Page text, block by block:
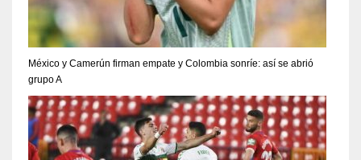
México y Camerún firman empate y Colombia sonríe: así se abrió
grupo A